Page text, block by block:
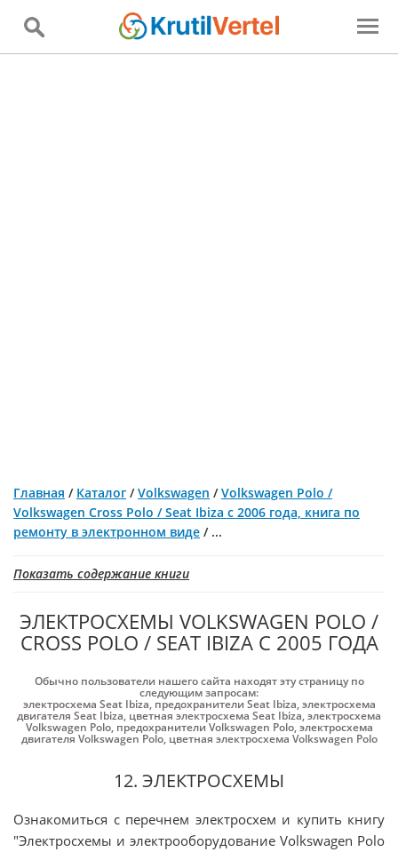
Главная / Каталог /Volkswagen /Volkswagen Polo /
Volkswagen Cross Polo / Seat Ibiza с 2006 года, книга по
ремонту в электронном виде / ...
Показать содержание книги
ЭЛЕКТРОСХЕМЫ VOLKSWAGEN POLO /
CROSS POLO / SEAT IBIZA С 2005 ГОДА
Обычно пользователи нашего сайта находят эту страницу по
следующим запросам:
электросхема Seat Ibiza, предохранители Seat Ibiza,электросхема
двигателя Seat Ibiza, цветная электросхема Seat Ibiza,электросхема
Volkswagen Polo, предохранители Volkswagen Polo,электросхема
двигателя Volkswagen Polo, цветная электросхема Volkswagen Polo
12. ЭЛЕКТРОСХЕМЫ
Ознакомиться с перечнем электросхем и купить книгу
"Электросхемы и электрооборудование Volkswagen Polo